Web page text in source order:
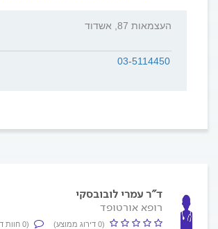
העצמאות 87, אשדוד
03-5114450
ד"ר עמרי לובובסקי
רופא אורטופד
(0 דירוג ממוצע) (0 חוות דעת)